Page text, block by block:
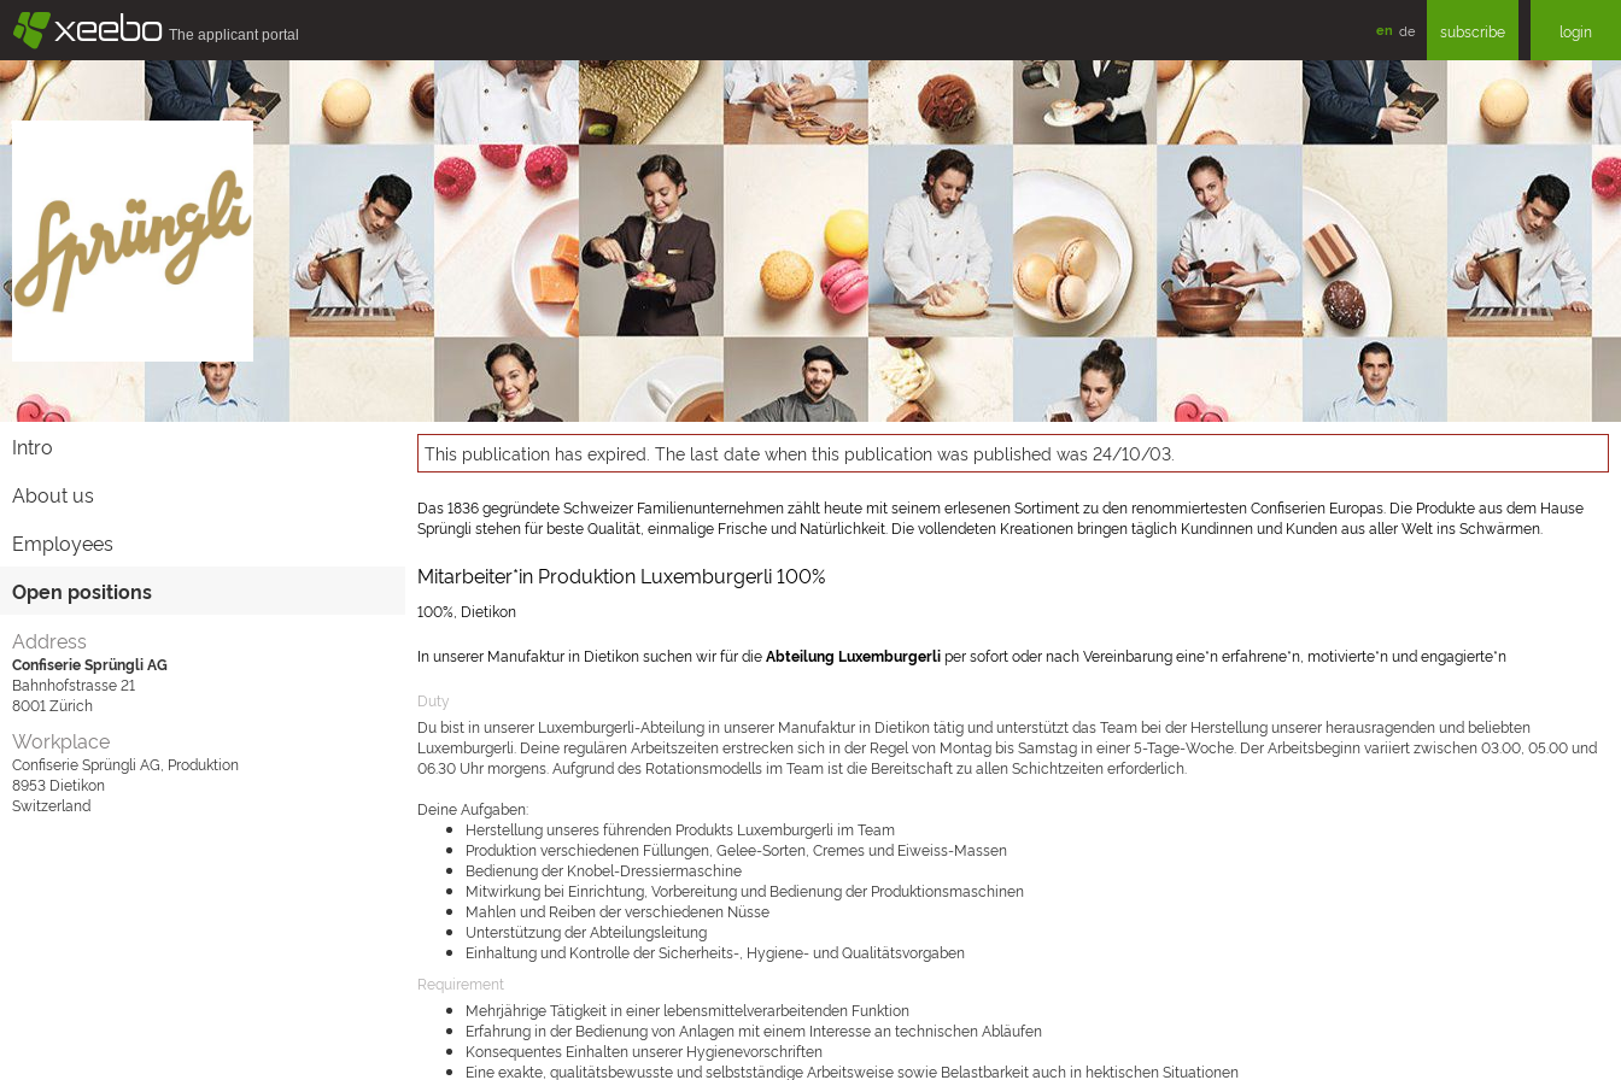
§xeebo The applicant portal en de subscribe login
Intro
About us
Employees
Open positions
Address
Confiserie Sprüngli AG
Bahnhofstrasse 21
8001 Zürich
Workplace
Confiserie Sprüngli AG, Produktion
8953 Dietikon
Switzerland
This publication has expired. The last date when this publication was published was 24/10/03.
Das 1836 gegründete Schweizer Familienunternehmen zählt heute mit seinem erlesenen Sortiment zu den renommiertesten Confiserien Europas. Die Produkte aus dem Hause
Sprüngli stehen für beste Qualität, einmalige Frische und Natürlichkeit. Die vollendeten Kreationen bringen täglich Kundinnen und Kunden aus aller Welt ins Schwärmen.
Mitarbeiter*in Produktion Luxemburgerli 100%
100%, Dietikon
In unserer Manufaktur in Dietikon suchen wir für dieAbteilung Luxemburgerliper sofort oder nach Vereinbarung eine*n erfahrene*n, motivierte*n und engagierte*n
Duty
Du bist in unserer Luxemburgerli-Abteilung in unserer Manufaktur in Dietikon tätig und unterstützt das Team bei der Herstellung unserer herausragenden und beliebten
Luxemburgerli. Deine regulären Arbeitszeiten erstrecken sich in der Regel von Montag bis Samstag in einer 5-Tage-Woche. Der Arbeitsbeginn variiert zwischen 03.00, 05.00 und
06.30 Uhr morgens. Aufgrund des Rotationsmodells im Team ist die Bereitschaft zu allen Schichtzeiten erforderlich.
Deine Aufgaben:
Herstellung unseres führenden Produkts Luxemburgerli im Team
Produktion verschiedenen Füllungen, Gelee-Sorten, Cremes und Eiweiss-Massen
Bedienung der Knobel-Dressiermaschine
Mitwirkung bei Einrichtung, Vorbereitung und Bedienung der Produktionsmaschinen
Mahlen und Reiben der verschiedenen Nüsse
Unterstützung der Abteilungsleitung
Einhaltung und Kontrolle der Sicherheits-, Hygiene- und Qualitätsvorgaben
Requirement
Mehrjährige Tätigkeit in einer lebensmittelverarbeitenden Funktion
Erfahrung in der Bedienung von Anlagen mit einem Interesse an technischen Abläufen
Konsequentes Einhalten unserer Hygienevorschriften
Eine exakte, qualitätsbewusste und selbstständige Arbeitsweise sowie Belastbarkeit auch in hektischen Situationen